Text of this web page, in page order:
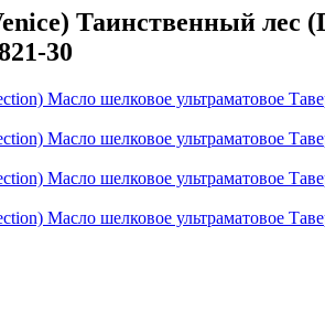
Таинственный лес
30